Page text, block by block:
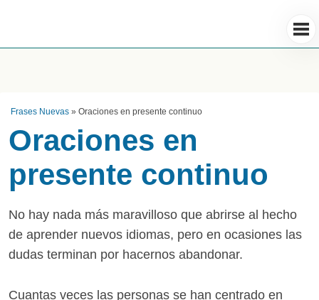
Frases Nuevas » Oraciones en presente continuo
Oraciones en
presente continuo
No hay nada más maravilloso que abrirse al hecho
de aprender nuevos idiomas, pero en ocasiones las
dudas terminan por hacernos abandonar.
Cuantas veces las personas se han centrado en